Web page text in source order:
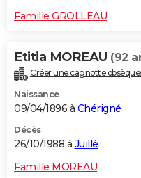
Famille GROLLEAU
Etitia MOREAU (92
Créer une cagnotte
Naissance
09/04/1896 à Chérigné
Décès
26/10/1988 à Juillé
Famille MOREAU